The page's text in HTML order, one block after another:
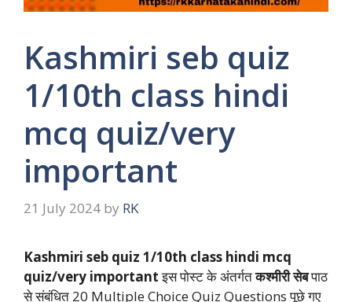
Kashmiri seb quiz
1/10th class hindi
mcq quiz/very
important
21 July 2024 by RK
Kashmiri seb quiz 1/10th class hindi mcq
quiz/very importantइस पोस्ट के अंतर्गतकश्मीरी सेबपाठ
से संबंधित 20 Multiple Choice Quiz Questions पूछे गए